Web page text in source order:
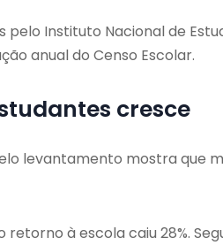
Instituto Nacional de
anual do Censo Escolar.
cresce
levantamento mostra que
retorno à escola caiu 28%.